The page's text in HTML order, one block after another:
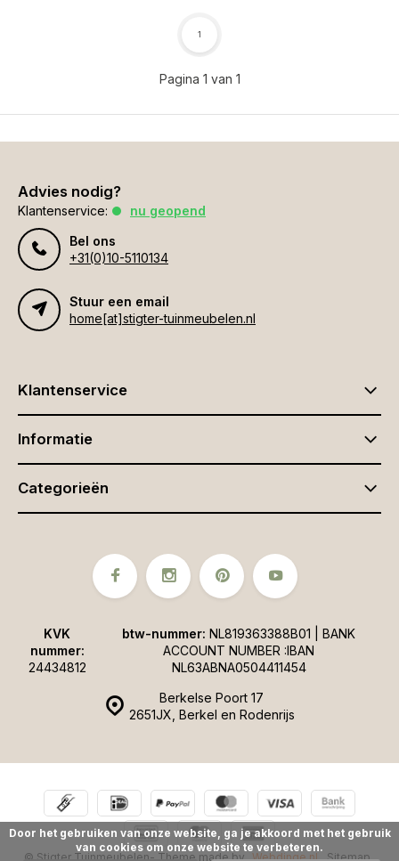
Pagina 1 van 1
1
Advies nodig?
Klantenservice:
nu geopend
Bel ons
+31(0)10-5110134
Stuur een email
home[at]stigter-tuinmeubelen.nl
Klantenservice
Informatie
Categorieën
Berkelse Poort 17
2651JX, Berkel en Rodenrijs
KVK
nummer:
24434812
btw-nummer: NL819363388B01 | BANK
ACCOUNT NUMBER :IBAN
NL63ABNA0504411454
© Stigter Tuinmeubelen- Theme made by Webdinge.nl Sitemap
Door het gebruiken van onze website, ga je akkoord met het gebruik
van cookies om onze website te verbeteren.